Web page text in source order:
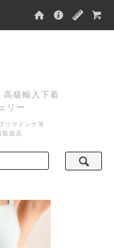
級輸入下着
リー
リマドンナ等
取扱店